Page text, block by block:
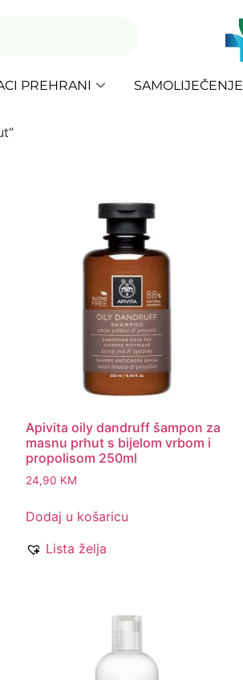
PREHRANI SAMOLIJEČENJE
Apivita oily dandruff šampon za
masnu prhut s bijelom vrbom i
propolisom 250ml
24,90 KM
Dodaj u košaricu
Lista želja